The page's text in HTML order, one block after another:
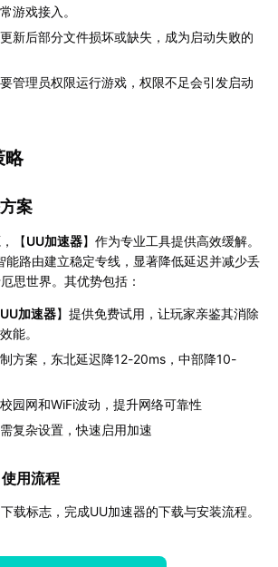
游戏接入。
更新后部分文件损坏或缺失，成为启动失败的
要管理员权限运行游戏，权限不足会引发启动
略
案
【UU加速器】作为专业工具提供高效缓解。
能路由建立稳定专线，显著降低延迟并减少丢
思世界。其优势包括：
UU加速器】提供免费试用，让玩家亲鉴其消除
能。
制方案，东北延迟降12-20ms，中部降10-
校园网和WiFi波动，提升网络可靠性
需复杂设置，快速启用加速
使用流程
载标志，完成UU加速器的下载与安装流程。